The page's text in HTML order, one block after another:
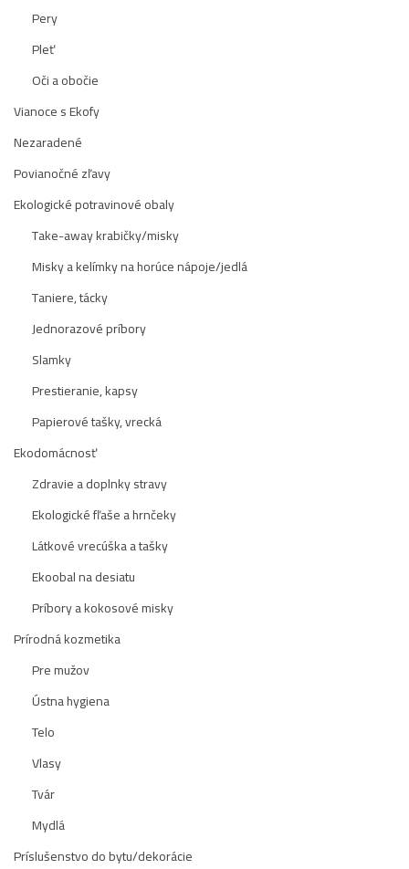
Pery
Pleť
Oči a obočie
Vianoce s Ekofy
Nezaradené
Povianočné zľavy
Ekologické potravinové obaly
Take-away krabičky/misky
Misky a kelímky na horúce nápoje/jedlá
Taniere, tácky
Jednorazové príbory
Slamky
Prestieranie, kapsy
Papierové tašky, vrecká
Ekodomácnosť
Zdravie a doplnky stravy
Ekologické fľaše a hrnčeky
Látkové vrecúška a tašky
Ekoobal na desiatu
Príbory a kokosové misky
Prírodná kozmetika
Pre mužov
Ústna hygiena
Telo
Vlasy
Tvár
Mydlá
Príslušenstvo do bytu/dekorácie